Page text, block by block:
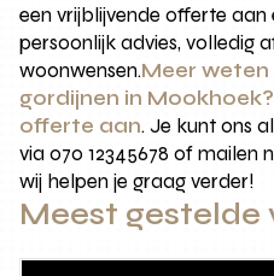
een vrijblijvende offerte aan
persoonlijk advies, volledig
woonwensen.Meer
gordijnen in
offerte aan. Je kunt ons
via 070 12345678 of mailen
wij helpen je graag verder!
Meest gestelde